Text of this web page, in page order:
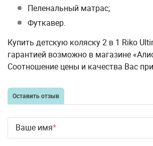
Пеленальный матрас;
Футкавер.
Купить детскую коляску 2 в 1 Riko
гарантией возможно в магазине
Соотношение цены и качества Вас
Оставить отзыв
Ваше имя